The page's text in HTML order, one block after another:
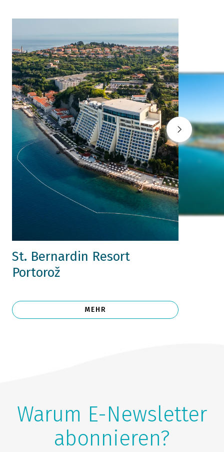
St. Bernardin Resort
Portorož
MEHR
Warum E-Newsletter
abonnieren?